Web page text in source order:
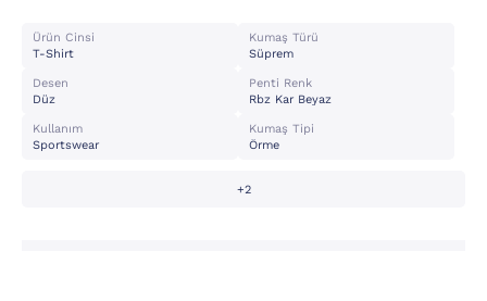
Ürün Cinsi
T-Shirt
Kumaş Türü
Süprem
Desen
Düz
Penti Renk
Rbz Kar Beyaz
Kullanım
Sportswear
Kumaş Tipi
Örme
+2